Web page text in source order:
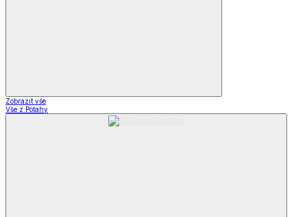
Zobrazit vše
Vše z Potahy